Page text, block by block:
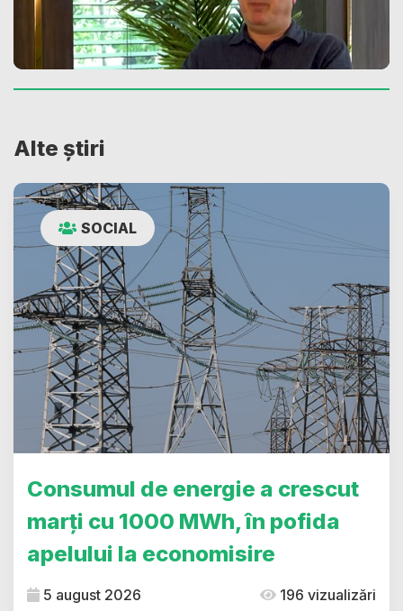
Alte știri
SOCIAL
Consumul de energie a crescut
marți cu 1000 MWh, în pofida
apelului la economisire
5 august 2026 196 vizualizări